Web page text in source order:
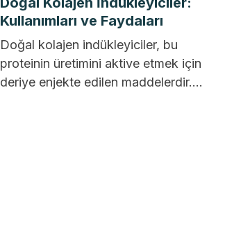
Kullanımları ve Faydaları
Doğal kolajen indükleyiciler, bu
proteinin üretimini aktive etmek için
deriye enjekte edilen maddelerdir.